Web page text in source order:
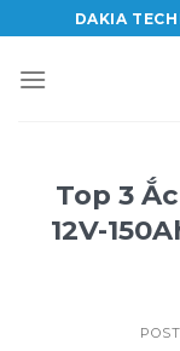
to
content
DAKIA
Top 3
12V-